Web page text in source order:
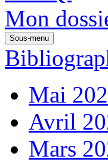
Mon
Sous-menu
Mai
Avril
Mars